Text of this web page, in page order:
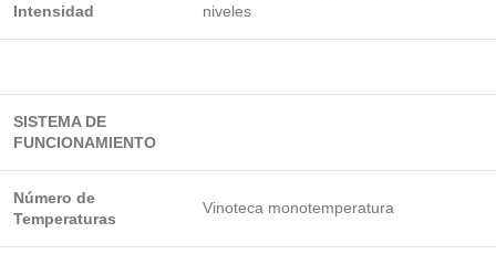
Intensidad
niveles
SISTEMA DE
FUNCIONAMIENTO
Número de
Temperaturas
Vinoteca monotemperatura